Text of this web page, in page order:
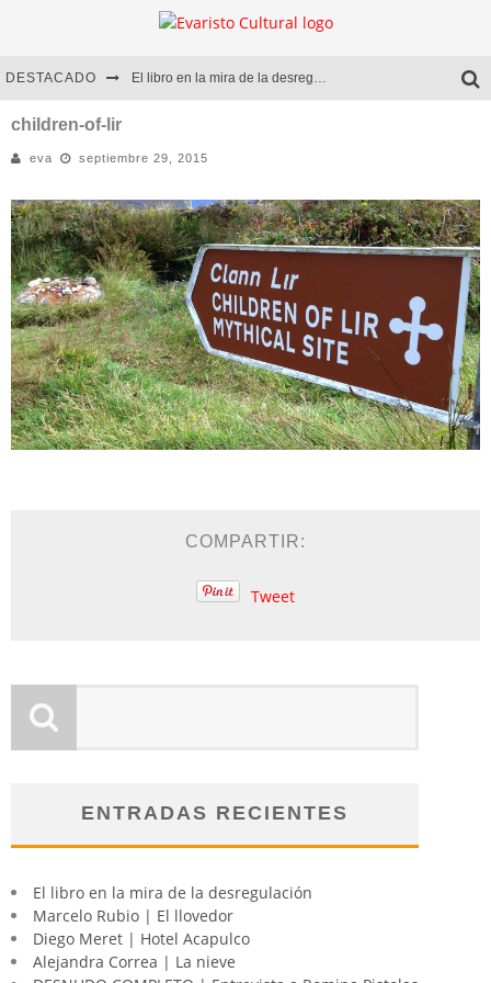
DESTACADO El libro en la mira de la desregulación
Diego Meret | Hotel Acapulco
Alejandra Correa | La nieve
children-of-lir
eva septiembre 29, 2015
COMPARTIR:
Tweet
ENTRADAS RECIENTES
El libro en la mira de la desregulación
Marcelo Rubio | El llovedor
Diego Meret | Hotel Acapulco
Alejandra Correa | La nieve